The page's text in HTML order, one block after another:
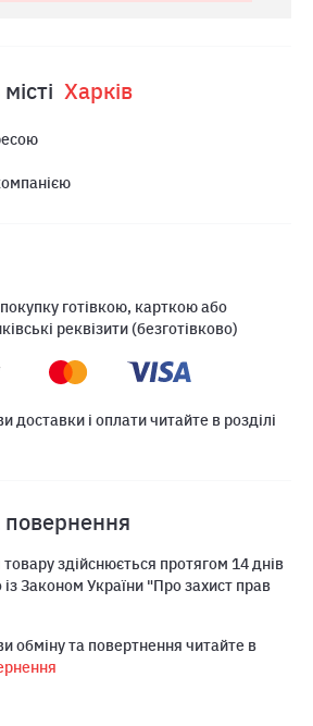
Харкiв
готівкою, карткою або
реквізити (безготівково)
доставки і оплати читайте в розділі
повернення
здійснюється протягом 14 днів
із Законом України "Про захист прав
обміну та повертнення читайте в